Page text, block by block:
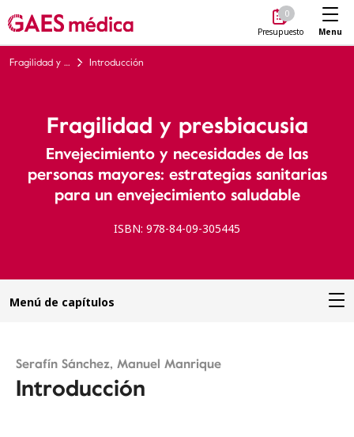
0
Presupuesto Menu
Fragilidad y presbiacusia Introducción
Fragilidad y presbiacusia
Envejecimiento y necesidades de las
personas mayores: estrategias sanitarias
para un envejecimiento saludable
ISBN: 978-84-09-305445
Menú de capítulos
Tema 0
Resumen. Introducción
Serafín Sánchez, Manuel Manrique
Introducción